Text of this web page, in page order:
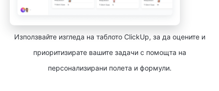
Използвайте изгледа на таблото ClickUp, за да оцените и
приоритизирате вашите задачи с помощта на
персонализирани полета и формули.